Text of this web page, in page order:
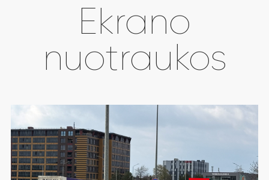
Ekrano
nuotraukos